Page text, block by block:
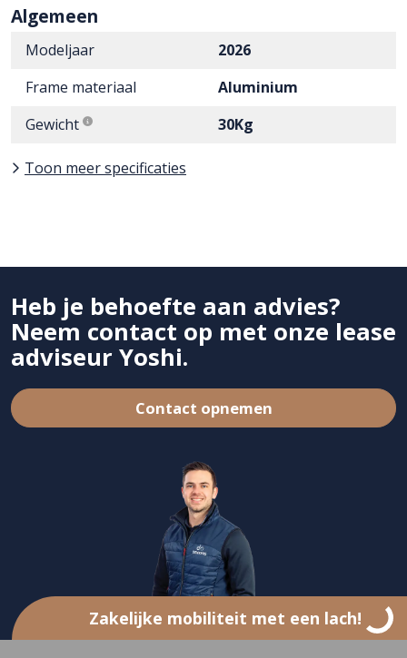
Algemeen
Modeljaar
2026
Frame materiaal
Aluminium
Gewicht
30Kg
Toon meer specificaties
Heb je behoefte aan advies?
Neem contact op met onze lease
adviseur Yoshi.
Contact opnemen
Zakelijke mobiliteit met een lach!